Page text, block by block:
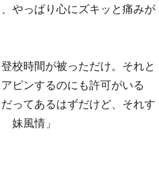
やっぱり心にズキッと痛みが
校時間が被っただけ。それと
ピンするのにも許可がいる
ってあるはずだけど、それす
妹風情」